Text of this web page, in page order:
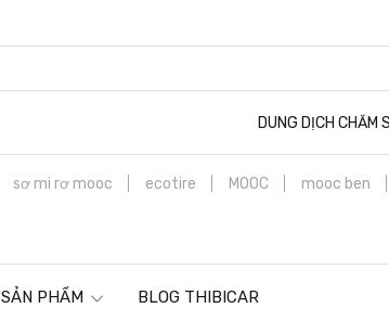
DUNG DỊCH CHĂM
sơ mi rơ mooc ecotire MOOC mooc ben
SẢN PHẨM BLOG THIBICAR